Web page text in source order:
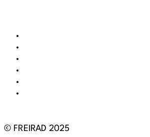
© FREIRAD 2025